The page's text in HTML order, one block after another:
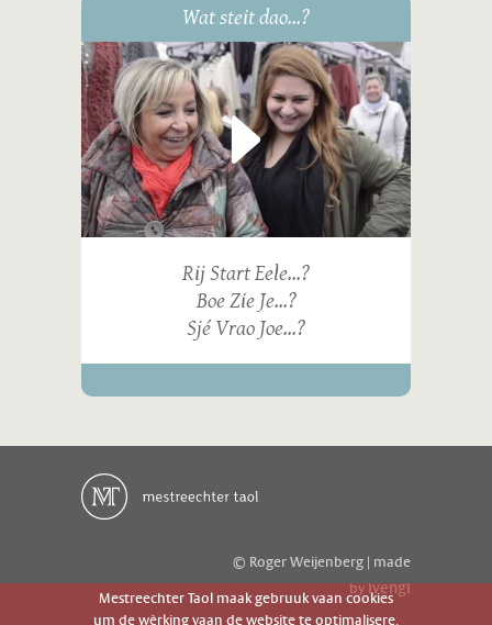
Wat steit dao...?
Rij Start Eele...?
Boe Zie Je...?
Sjé Vrao Joe...?
© Roger Weijenberg | made
byivengi
Mestreechter Taol maak gebruuk vaan cookies
um de wèrking vaan de website te optimalisere.